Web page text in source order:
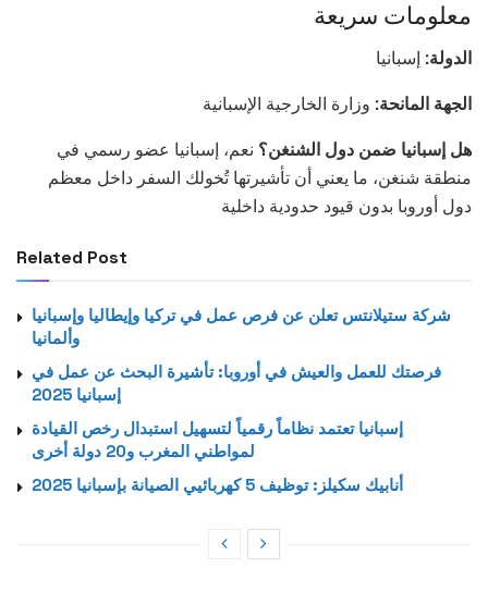
معلومات سريعة
الدولة: إسبانيا
الجهة المانحة: وزارة الخارجية الإسبانية
هل إسبانيا ضمن دول الشنغن؟ نعم، إسبانيا عضو رسمي في
منطقة شنغن، ما يعني أن تأشيرتها تُخولك السفر داخل معظم
دول أوروبا بدون قيود حدودية داخلية
Related Post
شركة ستيلانتس تعلن عن فرص عمل في تركيا وإيطاليا وإسبانيا
وألمانيا
فرصتك للعمل والعيش في أوروبا: تأشيرة البحث عن عمل في
إسبانيا 2025
إسبانيا تعتمد نظاماً رقمياً لتسهيل استبدال رخص القيادة
لمواطني المغرب و20 دولة أخرى
أنابيك سكيلز: توظيف 5 كهربائيي الصيانة بإسبانيا 2025